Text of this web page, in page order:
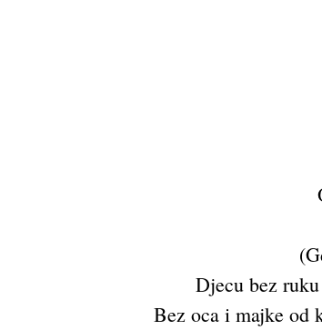
Djecu bez
Bez oca i majke od